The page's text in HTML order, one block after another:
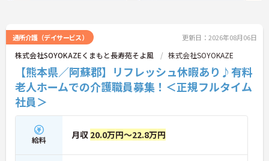
・施設の業績や個人の評価に応じて賞与とは別に支
収入として還元されます。
・業務への取り組みやチームへの貢献度が公正に評
価される仕組みにより、高いモチベーションを維持
して働ける環境です。
【毎朝のミーティングで情報共有を徹底し、職種の
垣根を超えて協力し合える体制です 】
・スタッフ全員で毎朝お客様の体調や業務連絡を丁
寧に共有することで、チーム全体でスムーズに連携
できる仕組みが構築されています。
通所介護（デイサービス） 更新日：2026年08月06日
株式会社SOYOKAZEくまもと長寿苑そよ風 株式会社SOYOKAZE
【熊本県／阿蘇郡】リフレッシュ休暇あり♪有料
老人ホームでの介護職員募集！＜正規フルタイム
社員＞
給料 月収 20.0万円～22.8万円